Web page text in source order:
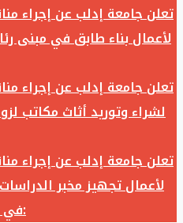
تعلن جامعة إدلب عن إجراء
لأعمال بناء طابق في مبنى
تعلن جامعة إدلب عن إجراء
لشراء وتوريد أثاث مكاتب
تعلن جامعة إدلب عن إجراء
لأعمال تجهيز مخبر
في جامعة ادلب وفق الآتي: